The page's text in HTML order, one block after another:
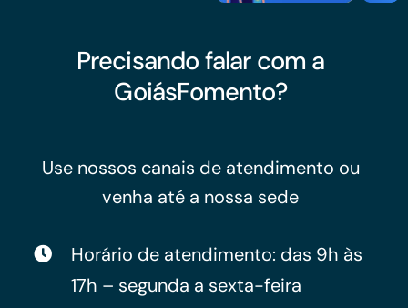
Precisando falar com a
GoiásFomento?
Use nossos canais de atendimento ou
venha até a nossa sede
Horário de atendimento: das 9h às
17h – segunda a sexta-feira